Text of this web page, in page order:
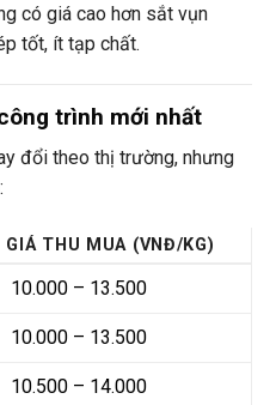
có giá cao hơn sắt vụn
tốt, ít tạp chất.
trình mới nhất
đổi theo thị trường, nhưng
GIÁ THU MUA (VNĐ/KG)
10.000 – 13.500
10.000 – 13.500
10.500 – 14.000